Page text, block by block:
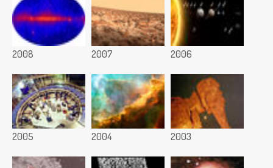
2008 2007 2006
2005 2004 2003